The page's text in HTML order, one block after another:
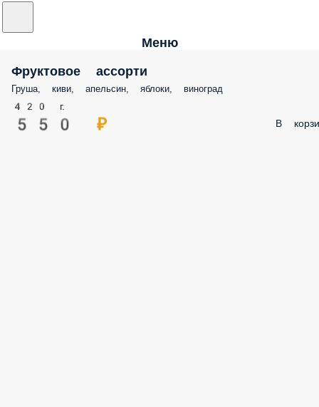
Меню
Фруктовое ассорти
Груша, киви, апельсин, яблоки, виноград
420 г.
550 ₽ В